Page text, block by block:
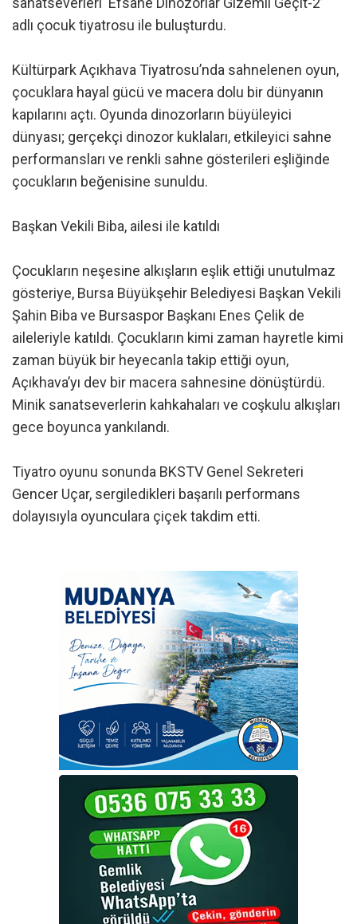
adlı çocuk tiyatrosu ile buluşturdu.
Kültürpark Açıkhava Tiyatrosu’nda sahnelenen oyun,
çocuklara hayal gücü ve macera dolu bir dünyanın
kapılarını açtı. Oyunda dinozorların büyüleyici
dünyası; gerçekçi dinozor kuklaları, etkileyici sahne
performansları ve renkli sahne gösterileri eşliğinde
çocukların beğenisine sunuldu.
Başkan Vekili Biba, ailesi ile katıldı
Çocukların neşesine alkışların eşlik ettiği unutulmaz
gösteriye, Bursa Büyükşehir Belediyesi Başkan Vekili
Şahin Biba ve Bursaspor Başkanı Enes Çelik de
aileleriyle katıldı. Çocukların kimi zaman hayretle kimi
zaman büyük bir heyecanla takip ettiği oyun,
Açıkhava’yı dev bir macera sahnesine dönüştürdü.
Minik sanatseverlerin kahkahaları ve coşkulu alkışları
gece boyunca yankılandı.
Tiyatro oyunu sonunda BKSTV Genel Sekreteri
Gencer Uçar, sergiledikleri başarılı performans
dolayısıyla oyunculara çiçek takdim etti.